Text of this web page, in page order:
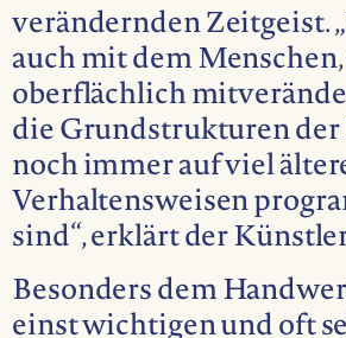
verändernden Zeitgeist.
auch mit dem
oberflächlich
die Grundstrukturen der
noch immer auf viel
Verhaltensweisen
sind“, erklärt der
Besonders dem
einst wichtigen und oft